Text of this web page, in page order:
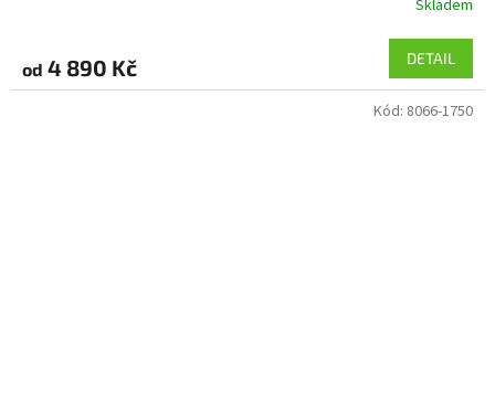
Skladem
od 4 890 Kč DETAIL
Kód: 8066-1750